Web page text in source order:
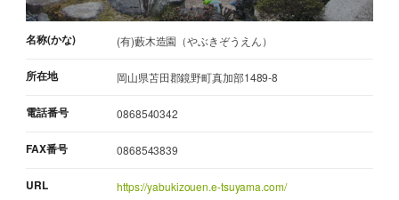
名称(かな) (有)藪木造園（やぶきぞうえん）
所在地 岡山県苫田郡鏡野町真加部1489-8
電話番号 0868540342
FAX番号 0868543839
URL https://yabukizouen.e-tsuyama.com/